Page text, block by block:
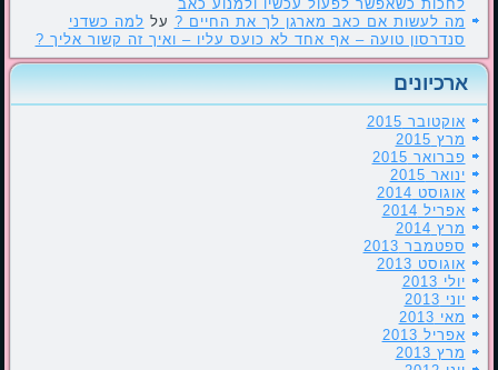
לחכות כשאפשר לפעול עכשיו ולמנוע כאב
מה לעשות אם כאב מארגן לך את החיים ? על למה כשדני
סנדרסון טועה – אף אחד לא כועס עליו – ואיך זה קשור אליך ?
ארכיונים
אוקטובר 2015
מרץ 2015
פברואר 2015
ינואר 2015
אוגוסט 2014
אפריל 2014
מרץ 2014
ספטמבר 2013
אוגוסט 2013
יולי 2013
יוני 2013
מאי 2013
אפריל 2013
מרץ 2013